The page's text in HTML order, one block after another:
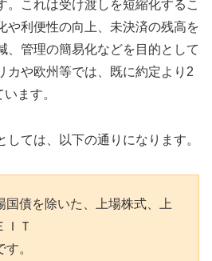
。これは受け渡しを短縮化するこ
や利便性の向上、未決済の残高を
、管理の簡易化などを目的として
カや欧州等では、既に約定より2
ます。
しては、以下の通りになります。
国債を除いた、上場株式、上
ＩＴ
。